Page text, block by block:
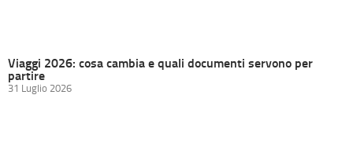
Viaggi 2026: cosa cambia e quali documenti servono per
partire
31 Luglio 2026